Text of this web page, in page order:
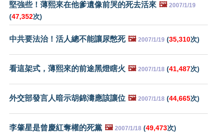
堅強些！薄熙來在他爹遺像前哭的死去活來 🖼️ 2007/1/19
(47,352次)
中共要法治！活人總不能讓尿憋死 🖼️ 2007/1/19 (35,310次)
看這架式，薄熙來的前途黑燈瞎火 🖼️ 2007/1/18 (41,487次)
外交部發言人暗示胡錦濤應該讓位 🖼️ 2007/1/18 (44,665次)
李肇星是曾慶紅奪權的死黨 🖼️ 2007/1/18 (49,473次)